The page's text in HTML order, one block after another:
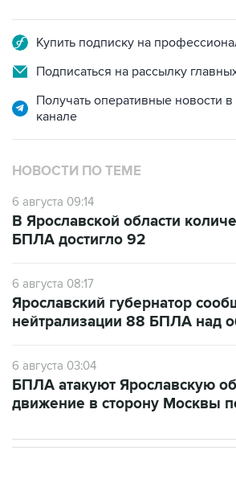
Купить подписку на
Подписаться на рассылку
Получать оперативные новости
канале
НОВОСТИ ПО ТЕМЕ
6 августа 09:14
В Ярославской области
БПЛА достигло 92
6 августа 08:17
Ярославский губернатор
нейтрализации 88 БПЛА над
6 августа 03:04
БПЛА атакуют Ярославскую
движение в сторону Москвы